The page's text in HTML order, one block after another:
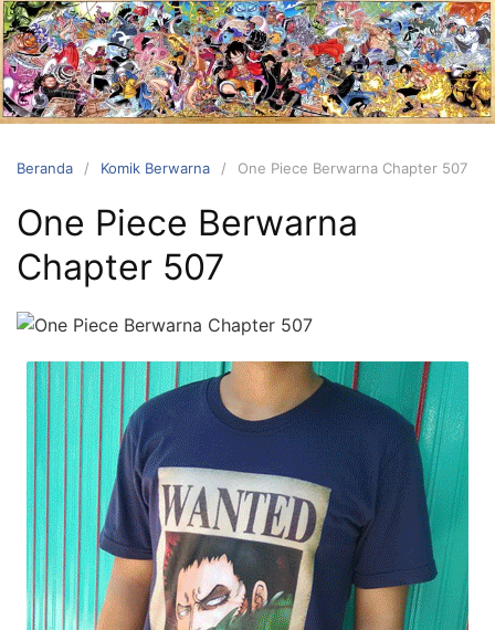
Langsung
ke
konten
Beranda Komik Berwarna One Piece Berwarna Chapter 507
One Piece Berwarna
Chapter 507